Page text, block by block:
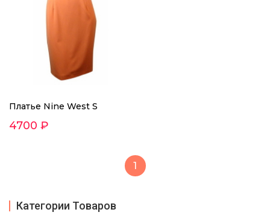
Платье Nine West S
4700 ₽
1
Категории Товаров